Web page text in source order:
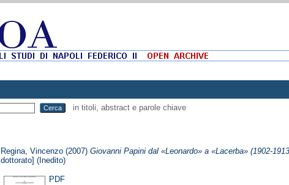
in titoli, abstract e parole chiave
Regina, Vincenzo (2007)Giovanni Papini dal «Leonardo» a «Lacerba» (1902-
dottorato] (Inedito)
PDF